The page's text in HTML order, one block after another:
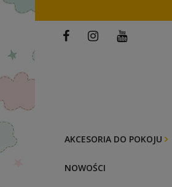
AKCESORIA DO POKOJU
NOWOŚCI